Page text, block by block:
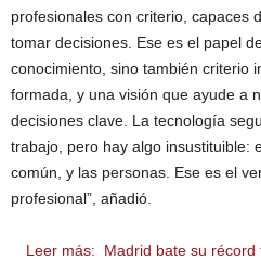
profesionales con criterio, capaces
tomar decisiones. Ese es el papel
conocimiento, sino también criterio
formada, y una visión que ayude a
decisiones clave. La tecnología
trabajo, pero hay algo insustituible:
común, y las personas. Ese es el
profesional”, añadió.
Leer más:
Madrid bate su